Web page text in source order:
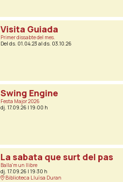
Visita Guiada
Primer dissabte del mes.
Del ds. 01.04.23 al ds. 03.10.26
Swing Engine
Festa Major 2026
dj. 17.09.26 | 19:00 h
La sabata que surt del pas
Balla'm un llibre
dj. 17.09.26 | 19:30 h
Biblioteca Lluïsa Duran